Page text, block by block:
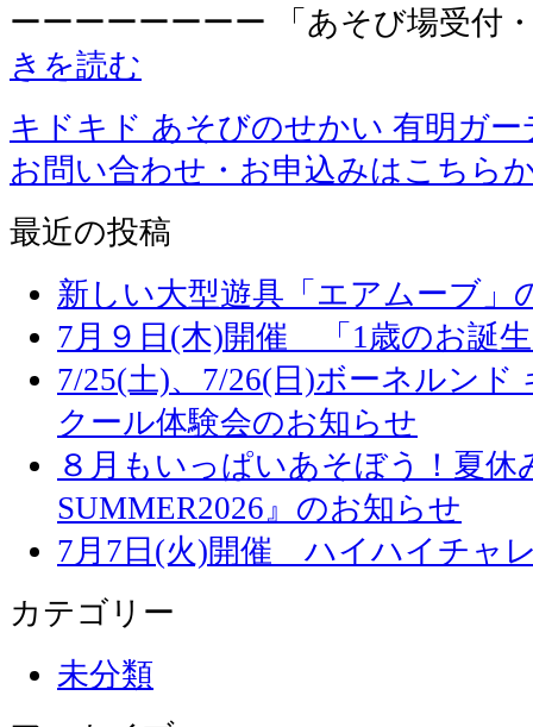
ーーーーーーーー 「あそび場受付
きを読む
キドキド あそびのせかい 有明ガー
お問い合わせ・お申込みはこちら
最近の投稿
新しい大型遊具「エアムーブ」
7月９日(木)開催 「1歳のお誕
7/25(土)、7/26(日)ボーネルン
クール体験会のお知らせ
８月もいっぱいあそぼう！夏
SUMMER2026』のお知らせ
7月7日(火)開催 ハイハイチャ
カテゴリー
未分類